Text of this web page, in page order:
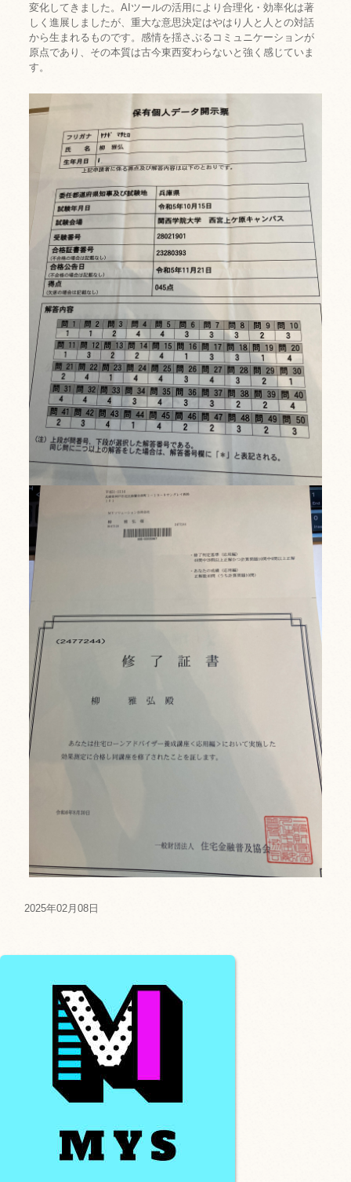
変化してきました。AIツールの活用により合理化・効率化は著
しく進展しましたが、重大な意思決定はやはり人と人との対話
から生まれるものです。感情を揺さぶるコミュニケーションが
原点であり、その本質は古今東西変わらないと強く感じていま
す。
2025年02月08日